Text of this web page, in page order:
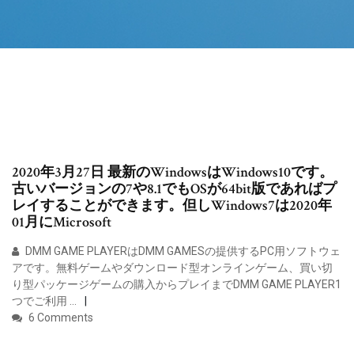
2020年3月27日 最新のWindowsはWindows10です。
古いバージョンの7や8.1でもOSが64bit版であればプ
レイすることができます。但しWindows7は2020年
01月にMicrosoft
DMM GAME PLAYERはDMM GAMESの提供するPC用ソフトウェ
アです。無料ゲームやダウンロード型オンラインゲーム、買い切
り型パッケージゲームの購入からプレイまでDMM GAME PLAYER1
つでご利用 …
6 Comments